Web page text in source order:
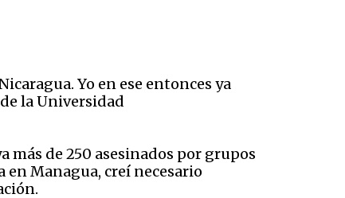
Yo en ese entonces ya
la Universidad
más de 250 asesinados por grupos
en Managua, creí necesario